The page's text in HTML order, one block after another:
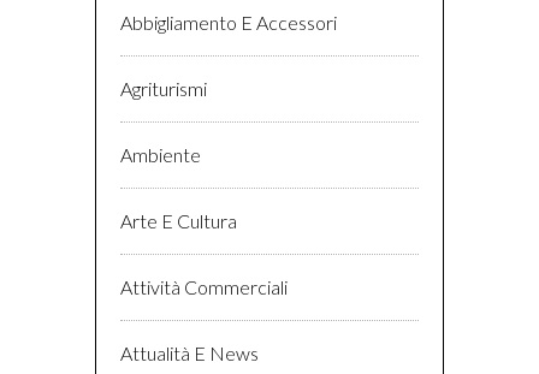
Abbigliamento E Accessori
Agriturismi
Ambiente
Arte E Cultura
Attività Commerciali
Attualità E News